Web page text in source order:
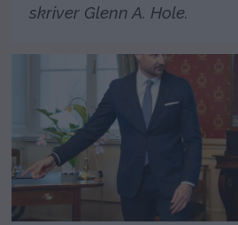
skriver Glenn A. Hole.